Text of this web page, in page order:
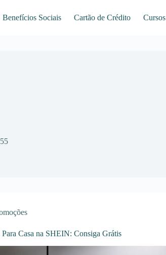
Benefícios Sociais Cartão de Crédito Cursos
Para Casa na SHEIN: Consiga Grátis